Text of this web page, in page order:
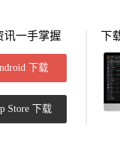
讯一手掌握
下载
Store 下载
下